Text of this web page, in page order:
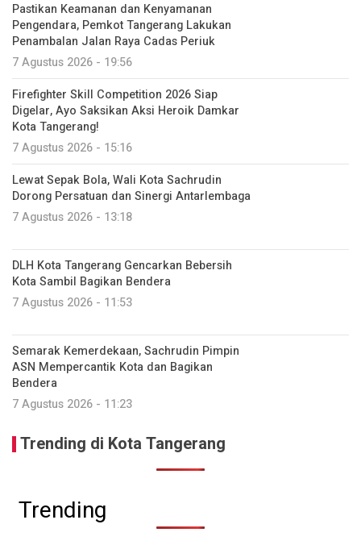
Pastikan Keamanan dan Kenyamanan
Pengendara, Pemkot Tangerang Lakukan
Penambalan Jalan Raya Cadas Periuk
7 Agustus 2026 - 19:56
Firefighter Skill Competition 2026 Siap
Digelar, Ayo Saksikan Aksi Heroik Damkar
Kota Tangerang!
7 Agustus 2026 - 15:16
Lewat Sepak Bola, Wali Kota Sachrudin
Dorong Persatuan dan Sinergi Antarlembaga
7 Agustus 2026 - 13:18
DLH Kota Tangerang Gencarkan Bebersih
Kota Sambil Bagikan Bendera
7 Agustus 2026 - 11:53
Semarak Kemerdekaan, Sachrudin Pimpin
ASN Mempercantik Kota dan Bagikan
Bendera
7 Agustus 2026 - 11:23
Trending di Kota Tangerang
Trending